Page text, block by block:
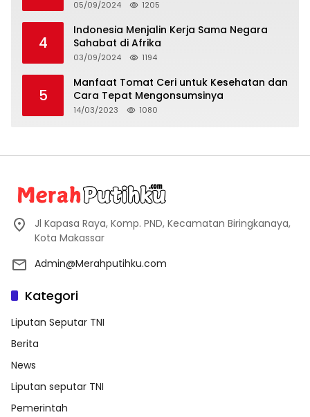
Kabupeten Kepulauan Selayar
05/09/2024 1205
4
Indonesia Menjalin Kerja Sama Negara
Sahabat di Afrika
03/09/2024 1194
5
Manfaat Tomat Ceri untuk Kesehatan dan
Cara Tepat Mengonsumsinya
14/03/2023 1080
Jl Kapasa Raya, Komp. PND, Kecamatan Biringkanaya,
Kota Makassar
Admin@Merahputihku.com
Kategori
Liputan Seputar TNI
Berita
News
Liputan seputar TNI
Pemerintah